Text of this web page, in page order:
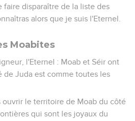
faire disparaître de la liste des
alors que je suis l'Eternel.
Moabites
l'Eternel : Moab et Séir ont
de Juda est comme toutes les
ouvrir le territoire de Moab du côté
qui sont les joyaux du